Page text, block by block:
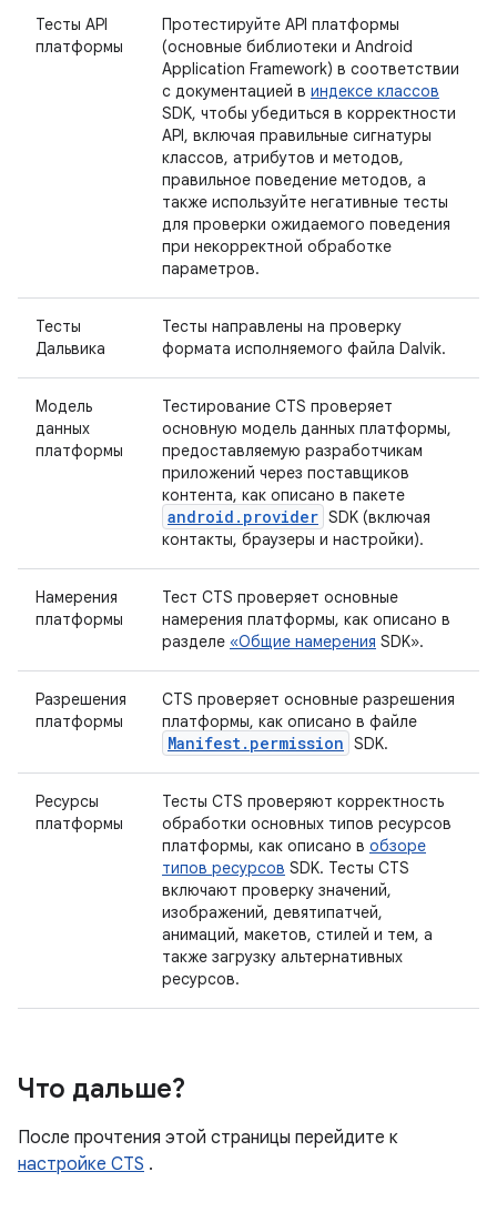
Тесты API
платформы
Протестируйте API платформы
(основные библиотеки и Android
Application Framework) в соответствии
с документацией в индексе классов
SDK, чтобы убедиться в корректности
API, включая правильные сигнатуры
классов, атрибутов и методов,
правильное поведение методов, а
также используйте негативные тесты
для проверки ожидаемого поведения
при некорректной обработке
параметров.
Тесты
Дальвика
Тесты направлены на проверку
формата исполняемого файла Dalvik.
Модель
данных
платформы
Тестирование CTS проверяет
основную модель данных платформы,
предоставляемую разработчикам
приложений через поставщиков
контента, как описано в пакете
android.provider SDK (включая
контакты, браузеры и настройки).
Намерения
платформы
Тест CTS проверяет основные
намерения платформы, как описано в
разделе «Общие намерения SDK».
Разрешения
платформы
CTS проверяет основные разрешения
платформы, как описано в файле
Manifest.permission SDK.
Ресурсы
платформы
Тесты CTS проверяют корректность
обработки основных типов ресурсов
платформы, как описано в обзоре
типов ресурсов SDK. Тесты CTS
включают проверку значений,
изображений, девятипатчей,
анимаций, макетов, стилей и тем, а
также загрузку альтернативных
ресурсов.
Что дальше?
После прочтения этой страницы перейдите к
настройке CTS .